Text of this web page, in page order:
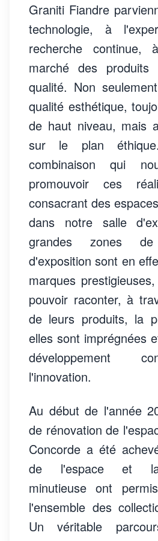
Graniti Fiandre
technologie, à
recherche
marché des
qualité. Non
qualité esthétique,
de haut niveau, mais
sur le plan
combinaison qui
promouvoir ces
consacrant des
dans notre salle
grandes zones
d'exposition sont en
marques
pouvoir raconter, à
de leurs produits, la
elles sont imprégnées
développement
l'innovation.
Au début de l'année
de rénovation de
Concorde a été
de l'espace et la
minutieuse ont
l'ensemble des
Un véritable